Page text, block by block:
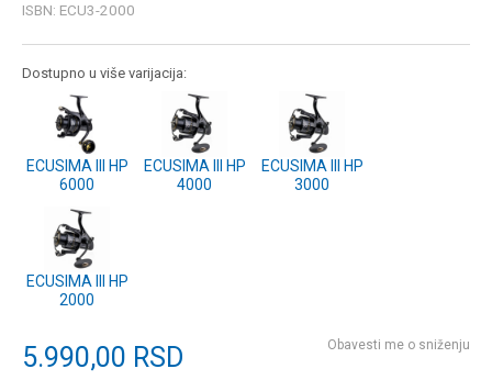
ISBN: ECU3-2000
Dostupno u više varijacija:
ECUSIMA III HP
6000
ECUSIMA III HP
4000
ECUSIMA III HP
3000
ECUSIMA III HP
2000
5.990,00 RSD Obavesti me o sniženju